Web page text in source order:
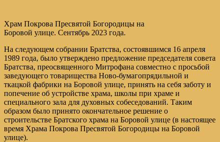
Храм Покрова Пресвятой Богородицы на
Боровой улице. Сентябрь 2023 года.
На следующем собрании Братства, состоявшимся 16 апреля
1989 года, было утверждено предложение председателя совета
Братства, преосвященного Митрофана совместно с просьбой
заведующего товарищества Ново-бумагопрядильной и
ткацкой фабрики на Боровой улице, принять на себя заботу и
попечение об устройстве храма, школы при храме и
специального зала для духовных собеседований. Таким
образом было принято окончательное решение о
строительстве Братского храма на Боровой улице (в настоящее
время Храма Покрова Пресвятой Богородицы на Боровой
улице).